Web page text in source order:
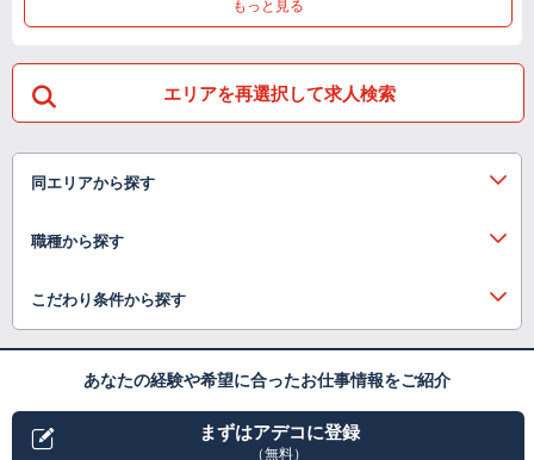
もっと見る
エリアを再選択して求人検索
同エリアから探す
職種から探す
こだわり条件から探す
あなたの経験や希望に合ったお仕事情報をご紹介
まずはアデコに登録
（無料）